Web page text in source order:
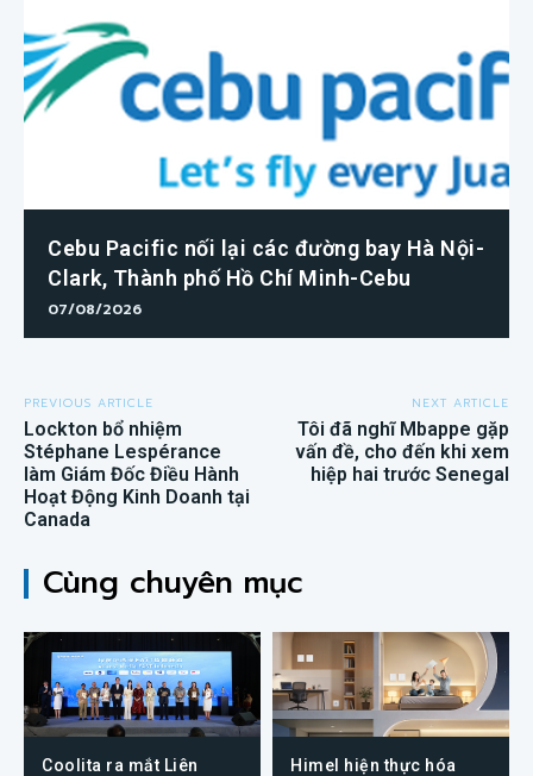
Cebu Pacific nối lại các đường bay Hà Nội-
Clark, Thành phố Hồ Chí Minh-Cebu
07/08/2026
PREVIOUS ARTICLE
Lockton bổ nhiệm
Stéphane Lespérance
làm Giám Đốc Điều Hành
Hoạt Động Kinh Doanh tại
Canada
NEXT ARTICLE
Tôi đã nghĩ Mbappe gặp
vấn đề, cho đến khi xem
hiệp hai trước Senegal
Cùng chuyên mục
Coolita ra mắt Liên
Himel hiện thực hóa